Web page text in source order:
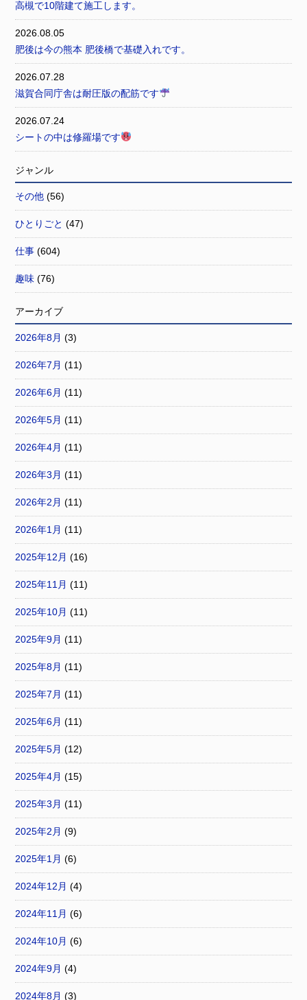
高槻で10階建て施工します。
2026.08.05
肥後は今の熊本 肥後橋で基礎入れです。
2026.07.28
滋賀合同庁舎は耐圧版の配筋です
2026.07.24
シートの中は修羅場です
ジャンル
その他 (56)
ひとりごと (47)
仕事 (604)
趣味 (76)
アーカイブ
2026年8月 (3)
2026年7月 (11)
2026年6月 (11)
2026年5月 (11)
2026年4月 (11)
2026年3月 (11)
2026年2月 (11)
2026年1月 (11)
2025年12月 (16)
2025年11月 (11)
2025年10月 (11)
2025年9月 (11)
2025年8月 (11)
2025年7月 (11)
2025年6月 (11)
2025年5月 (12)
2025年4月 (15)
2025年3月 (11)
2025年2月 (9)
2025年1月 (6)
2024年12月 (4)
2024年11月 (6)
2024年10月 (6)
2024年9月 (4)
2024年8月 (3)